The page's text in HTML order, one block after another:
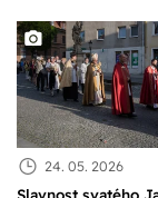
24. 05. 2026
Slavnost svatého